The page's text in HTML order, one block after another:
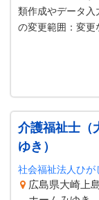
類作成やデータ入
の変更範囲：変更
介護福祉士（
ゆき）
社会福祉法人ひが
広島県大崎上